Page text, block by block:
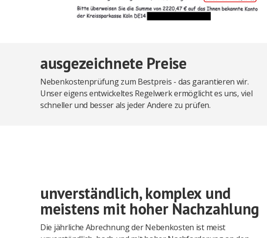
ausgezeichnete Preise
Nebenkostenprüfung zum Bestpreis - das garantieren wir.
Unser eigens entwickeltes Regelwerk ermöglicht es uns, viel
schneller und besser als jeder Andere zu prüfen.
unverständlich, komplex und
meistens mit hoher Nachzahlung
Die jährliche Abrechnung der Nebenkosten ist meist